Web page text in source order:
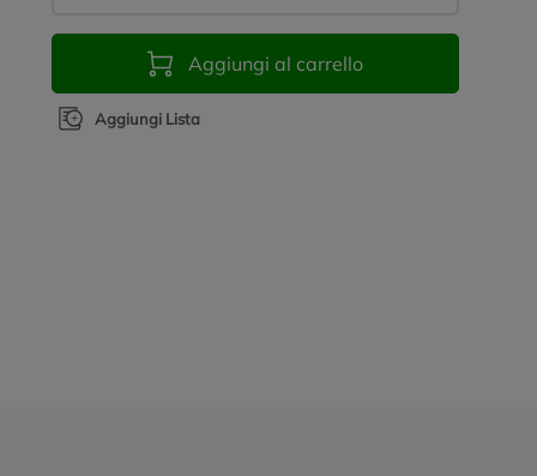
Aggiungi al carrello
Aggiungi Lista